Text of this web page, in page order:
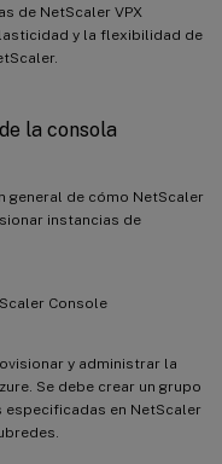
de NetScaler VPX
y la flexibilidad de
la consola
general de cómo NetScaler
instancias de
y administrar la
Se debe crear un grupo
especificadas en NetScaler